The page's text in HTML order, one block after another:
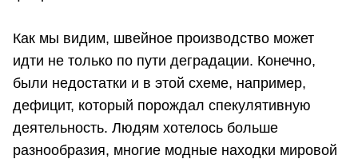
Как мы видим, швейное производство может
идти не только по пути деградации. Конечно,
были недостатки и в этой схеме, например,
дефицит, который порождал спекулятивную
деятельность. Людям хотелось больше
разнообразия, многие модные находки мировой